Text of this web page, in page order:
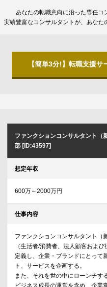
あなたの転職意向に沿った専任コ
実績豊富なコンサルタントが、あなた
【簡単3分!】転職支援サ
ファンクションコンサルタント（
部 [ID:43597]
想定年収
600万～2000万円
仕事内容
ファンクションコンサルタント（
（生活者/消費者、法人顧客およ
定義し、企業・ブランドにとって
ト、サービスを企画する。
また、それを世の中にローンチす
ビジネス成長の運営を含め、企業